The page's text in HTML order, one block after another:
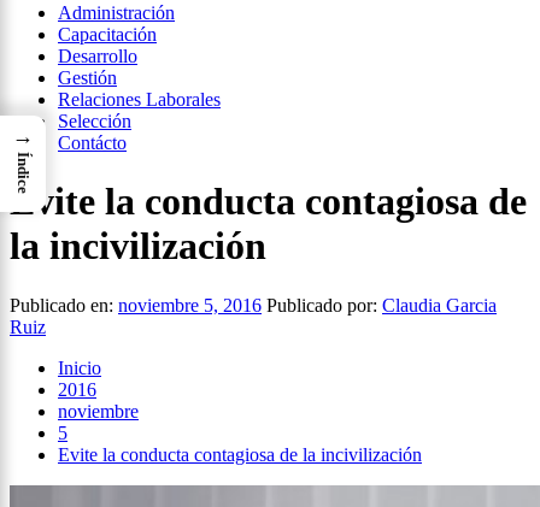
Menú
principal
Administración
Capacitación
Desarrollo
Gestión
Relaciones Laborales
Selección
Contácto
Evite la conducta contagiosa de
la incivilización
Publicado en: noviembre 5, 2016 Publicado por: Claudia Garcia
Ruiz
Inicio
2016
noviembre
5
Evite la conducta contagiosa de la incivilización
→
Índice